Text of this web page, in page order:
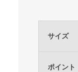
サイズ
ポイント